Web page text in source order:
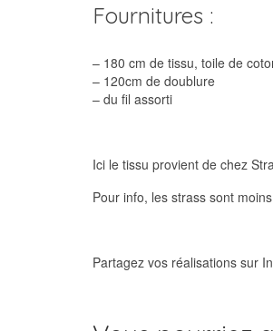
Fournitures :
– 180 cm de tissu, toile de
– 120cm de doublure
– du fil assorti
Ici le tissu provient de chez
Pour info, les strass sont
Partagez vos réalisations sur